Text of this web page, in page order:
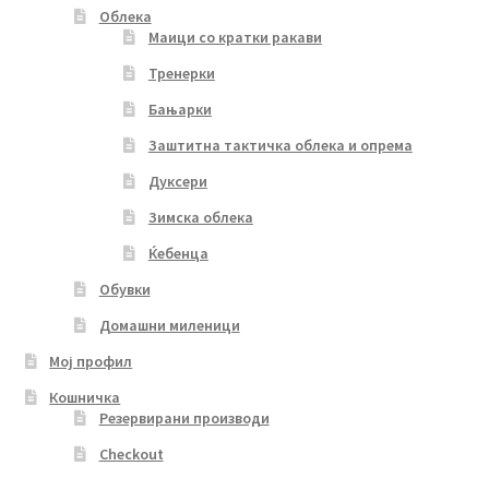
Облека
Маици со кратки ракави
Тренерки
Бањарки
Заштитна тактичка облека и опрема
Дуксери
Зимска облека
Ќебенца
Обувки
Домашни миленици
Мој профил
Кошничка
Резервирани производи
Checkout